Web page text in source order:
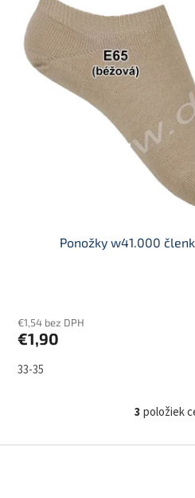
Ponožky w41.000
€1,54 bez DPH
€1,90
33-35
O
l
3položiek